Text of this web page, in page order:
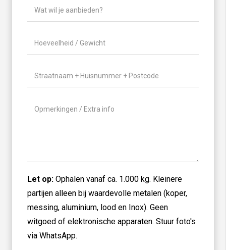
Wat
wil
aanbieden?
Hoeveelheid
/
Locatie(Vereist)
Geen
Let op: Ophalen vanaf ca. 1.000 kg. Kleinere
partijen alleen bij waardevolle metalen (koper,
messing, aluminium, lood en Inox). Geen
witgoed of elektronische apparaten. Stuur foto's
via WhatsApp.